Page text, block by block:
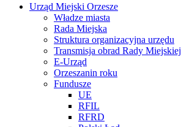
Urząd Miejski Orzesze
Władze miasta
Rada Miejska
Struktura organizacyjna urzędu
Transmisja obrad Rady Miejskiej
E-Urząd
Orzeszanin roku
Fundusze
UE
RFIL
RFRD